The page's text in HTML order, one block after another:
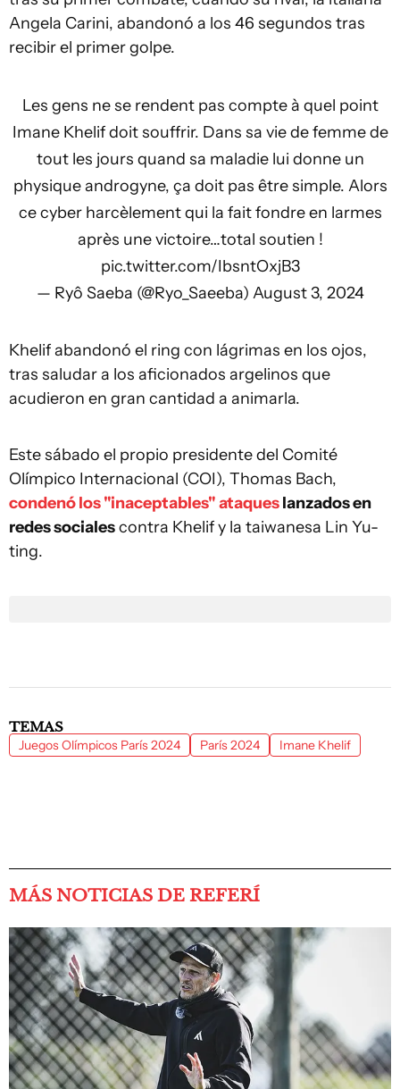
Angela Carini, abandonó a los 46 segundos tras
recibir el primer golpe.
Les gens ne se rendent pas compte à quel point
Imane Khelif doit souffrir. Dans sa vie de femme de
tout les jours quand sa maladie lui donne un
physique androgyne, ça doit pas être simple. Alors
ce cyber harcèlement qui la fait fondre en larmes
après une victoire…total soutien !
pic.twitter.com/IbsntOxjB3
— Ryô Saeba (@Ryo_Saeeba) August 3, 2024
Khelif abandonó el ring con lágrimas en los ojos,
tras saludar a los aficionados argelinos que
acudieron en gran cantidad a animarla.
Este sábado el propio presidente del Comité
Olímpico Internacional (COI), Thomas Bach,
condenó los "inaceptables" ataqueslanzados en
redes socialescontra Khelif y la taiwanesa Lin Yu-
ting.
TEMAS
Juegos Olímpicos París 2024 París 2024 Imane Khelif
MÁS NOTICIAS DE REFERÍ